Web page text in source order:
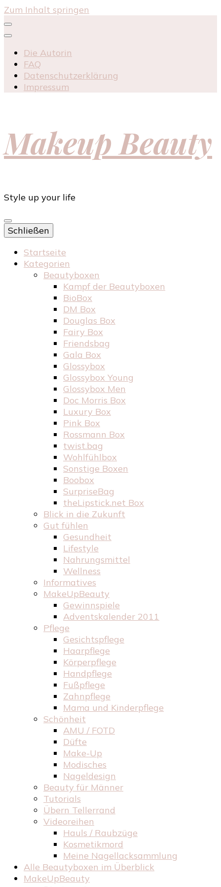
Zum Inhalt springen
Die Autorin
FAQ
Datenschutzerklärung
Impressum
Makeup Beauty
Style up your life
Schließen
Startseite
Kategorien
Beautyboxen
Kampf der Beautyboxen
BioBox
DM Box
Douglas Box
Fairy Box
Friendsbag
Gala Box
Glossybox
Glossybox Young
Glossybox Men
Doc Morris Box
Luxury Box
Pink Box
Rossmann Box
twist.bag
Wohlfühlbox
Sonstige Boxen
Boobox
SurpriseBag
theLipstick.net Box
Blick in die Zukunft
Gut fühlen
Gesundheit
Lifestyle
Nahrungsmittel
Wellness
Informatives
MakeUpBeauty
Gewinnspiele
Adventskalender 2011
Pflege
Gesichtspflege
Haarpflege
Körperpflege
Handpflege
Fußpflege
Zahnpflege
Mama und Kinderpflege
Schönheit
AMU / FOTD
Düfte
Make-Up
Modisches
Nageldesign
Beauty für Männer
Tutorials
Übern Tellerrand
Videoreihen
Hauls / Raubzüge
Kosmetikmord
Meine Nagellacksammlung
Alle Beautyboxen im Überblick
MakeUpBeauty